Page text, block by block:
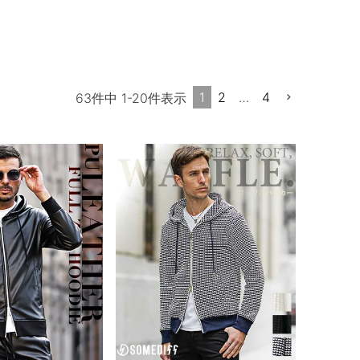
63件中 1-20件表示 1 2 … 4